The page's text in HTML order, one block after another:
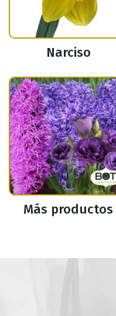
Narciso
Más productos